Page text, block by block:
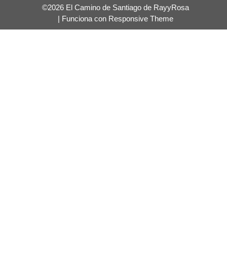
©2026 El Camino de Santiago de RayyRosa
| Funciona con Responsive Theme